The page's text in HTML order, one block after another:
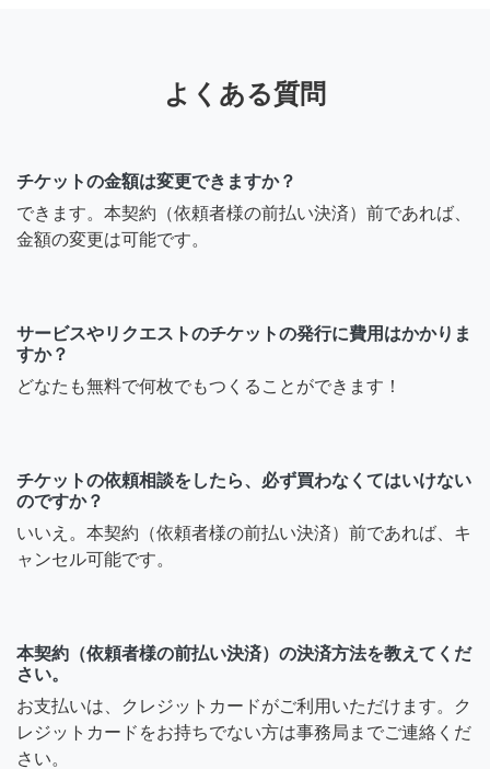
よくある質問
チケットの金額は変更できますか？
できます。本契約（依頼者様の前払い決済）前であれば、
金額の変更は可能です。
サービスやリクエストのチケットの発行に費用はかかりま
すか？
どなたも無料で何枚でもつくることができます！
チケットの依頼相談をしたら、必ず買わなくてはいけない
のですか？
いいえ。本契約（依頼者様の前払い決済）前であれば、キ
ャンセル可能です。
本契約（依頼者様の前払い決済）の決済方法を教えてくだ
さい。
お支払いは、クレジットカードがご利用いただけます。ク
レジットカードをお持ちでない方は事務局までご連絡くだ
さい。